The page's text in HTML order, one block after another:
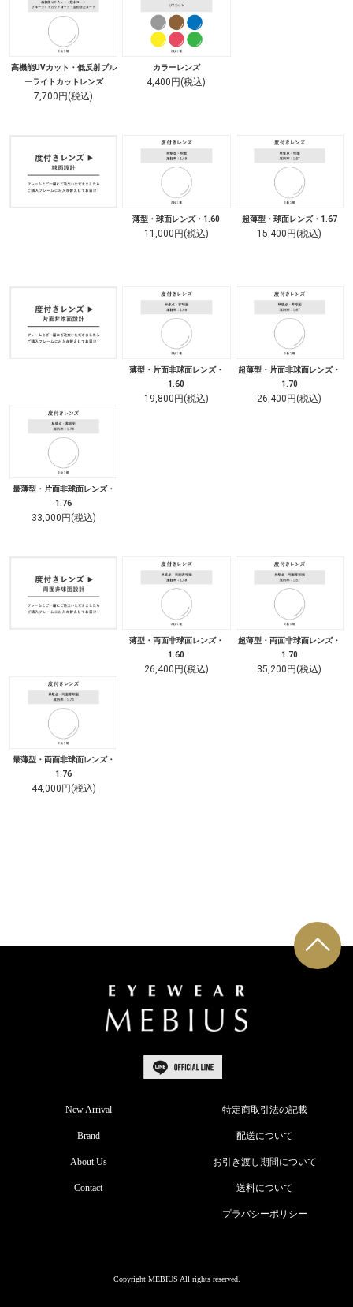
高機能UVカット・低反射ブル
ーライトカットレンズ
7,700円(税込)
カラーレンズ
4,400円(税込)
薄型・球面レンズ・1.60
11,000円(税込)
超薄型・球面レンズ・1.67
15,400円(税込)
薄型・片面非球面レンズ・
1.60
19,800円(税込)
超薄型・片面非球面レンズ・
1.70
26,400円(税込)
最薄型・片面非球面レンズ・
1.76
33,000円(税込)
薄型・両面非球面レンズ・
1.60
26,400円(税込)
超薄型・両面非球面レンズ・
1.70
35,200円(税込)
最薄型・両面非球面レンズ・
1.76
44,000円(税込)
New Arrival
Brand
About Us
Contact
特定商取引法の記載
配送について
お引き渡し期間について
送料について
プラバシーポリシー
Copyright MEBIUS All rights reserved.